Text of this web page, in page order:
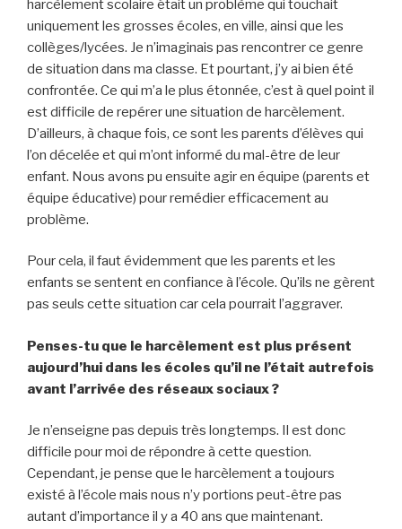
harcèlement scolaire était un problème qui touchait
uniquement les grosses écoles, en ville, ainsi que les
collèges/lycées. Je n’imaginais pas rencontrer ce genre
de situation dans ma classe. Et pourtant, j’y ai bien été
confrontée. Ce qui m’a le plus étonnée, c’est à quel point il
est difficile de repérer une situation de harcèlement.
D’ailleurs, à chaque fois, ce sont les parents d’élèves qui
l’on décelée et qui m’ont informé du mal-être de leur
enfant. Nous avons pu ensuite agir en équipe (parents et
équipe éducative) pour remédier efficacement au
problème.
Pour cela, il faut évidemment que les parents et les
enfants se sentent en confiance à l’école. Qu’ils ne gèrent
pas seuls cette situation car cela pourrait l’aggraver.
Penses-tu que le harcèlement est plus présent
aujourd’hui dans les écoles qu’il ne l’était autrefois
avant l’arrivée des réseaux sociaux ?
Je n’enseigne pas depuis très longtemps. Il est donc
difficile pour moi de répondre à cette question.
Cependant, je pense que le harcèlement a toujours
existé à l’école mais nous n’y portions peut-être pas
autant d’importance il y a 40 ans que maintenant.